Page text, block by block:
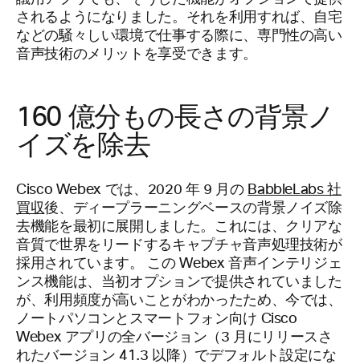
されるようになりました。それを利用すれば、自宅
などの騒々しい環境で仕事する際に、専門性の高い
音声技術のメリットを享受できます。
160 億分もの長さの背景ノ
イズを除去
Cisco Webex では、2020 年 9 月の BabbleLabs 社
買収後、ディープラーニングベースの背景ノイズ除
去機能を最初に展開しました。これには、クリアな
音質で世界をリードするキャプチャ音声処理技術が
採用されています。 この Webex 音声インテリジェ
ンス機能は、当初オプションで提供されていました
が、利用頻度が高いことがわかったため、今では、
ノートパソコンとスマートフォン向け Cisco
Webex アプリの全バージョン（3 月にリリースさ
れたバージョン 41.3 以降）でデフォルト設定にな